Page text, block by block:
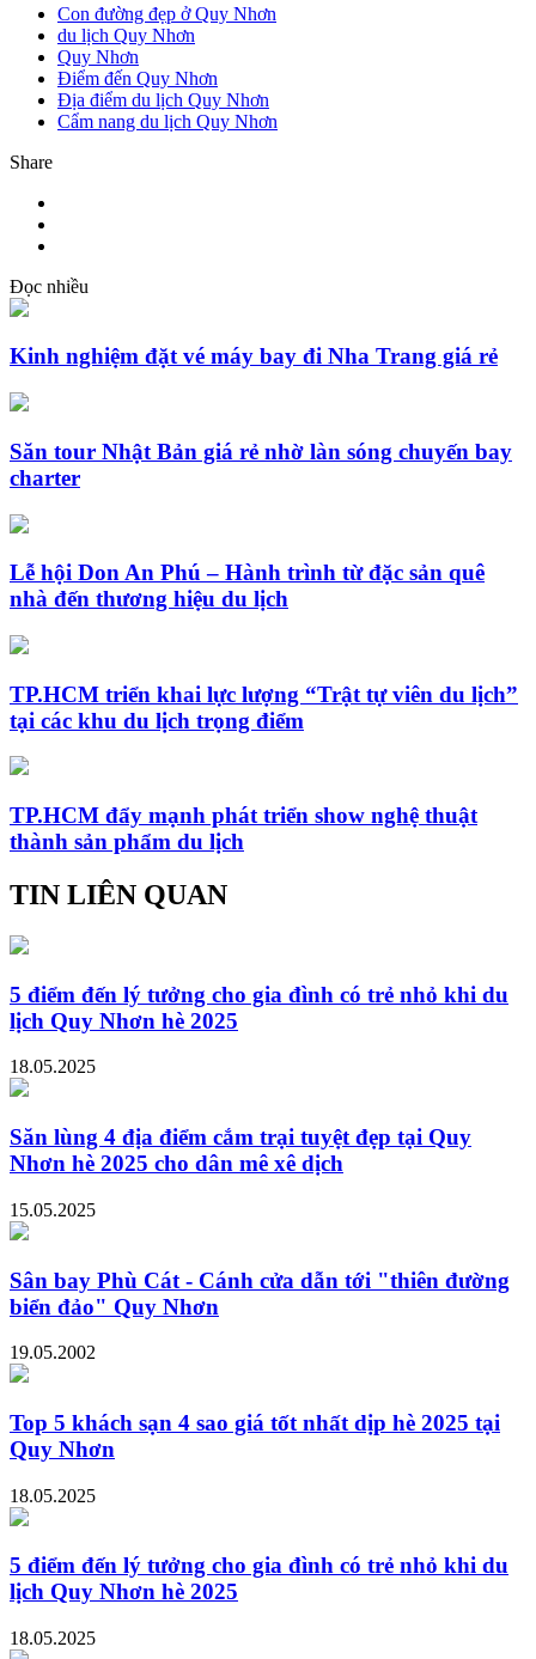
Con đường đẹp ở Quy Nhơn
du lịch Quy Nhơn
Quy Nhơn
Điểm đến Quy Nhơn
Địa điểm du lịch Quy Nhơn
Cẩm nang du lịch Quy Nhơn
Share
Đọc nhiều
Kinh nghiệm đặt vé máy bay đi Nha Trang giá rẻ
Săn tour Nhật Bản giá rẻ nhờ làn sóng chuyến bay
charter
Lễ hội Don An Phú – Hành trình từ đặc sản quê
nhà đến thương hiệu du lịch
TP.HCM triển khai lực lượng “Trật tự viên du lịch”
tại các khu du lịch trọng điểm
TP.HCM đẩy mạnh phát triển show nghệ thuật
thành sản phẩm du lịch
TIN LIÊN QUAN
5 điểm đến lý tưởng cho gia đình có trẻ nhỏ khi du
lịch Quy Nhơn hè 2025
18.05.2025
Săn lùng 4 địa điểm cắm trại tuyệt đẹp tại Quy
Nhơn hè 2025 cho dân mê xê dịch
15.05.2025
Sân bay Phù Cát - Cánh cửa dẫn tới "thiên đường
biển đảo" Quy Nhơn
19.05.2002
Top 5 khách sạn 4 sao giá tốt nhất dịp hè 2025 tại
Quy Nhơn
18.05.2025
5 điểm đến lý tưởng cho gia đình có trẻ nhỏ khi du
lịch Quy Nhơn hè 2025
18.05.2025